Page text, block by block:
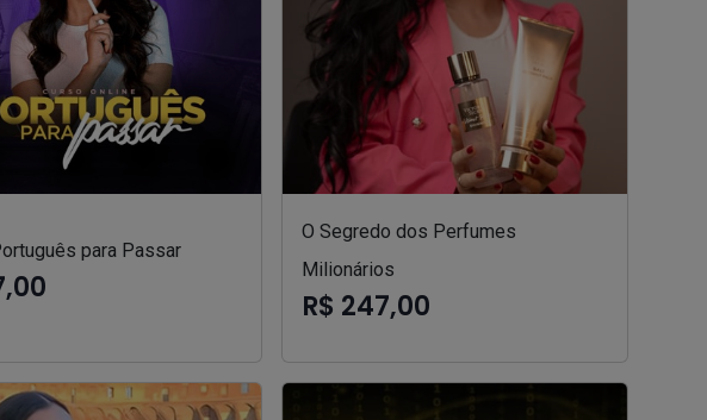
para Passar
O Segredo dos Perfumes
Milionários
R$ 247,00